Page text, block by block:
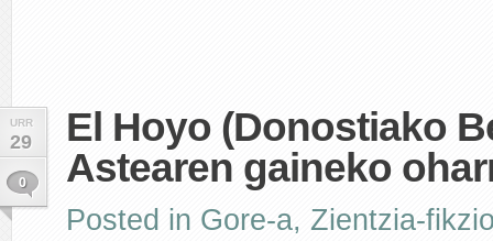
URR
29
0
El Hoyo (Donostiako
Astearen gaineko
Posted in Gore-a, Zientzia-